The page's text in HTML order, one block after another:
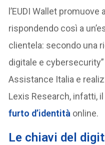
l’EUDI Wallet
rispondendo così a
clientela: secondo una
digitale e
Assistance Italia e
Lexis Research, infatti,
furto d’identità online.
Le chiavi del